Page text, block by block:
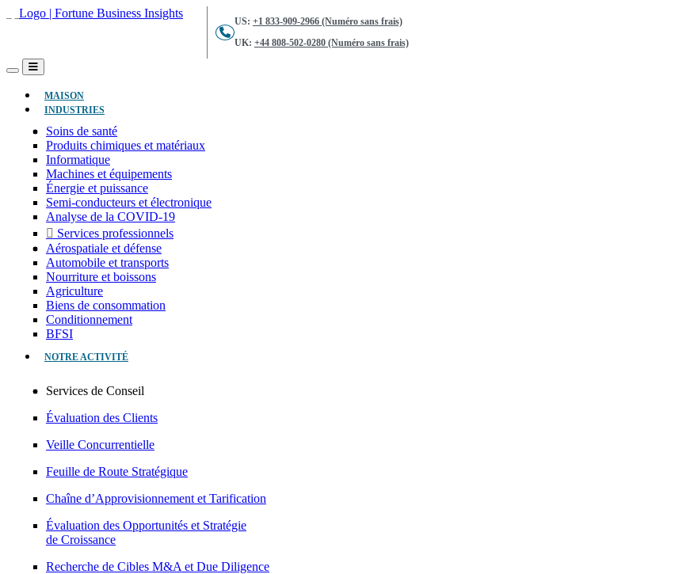
US: +1 833-909-2966 (Numéro sans frais)
UK: +44 808-502-0280 (Numéro sans frais)
MAISON(ACTUEL)
INDUSTRIES
Soins de santé
Produits chimiques et matériaux
Informatique
Machines et équipements
Énergie et puissance
Semi-conducteurs et électronique
Analyse de la COVID-19
Services professionnels
Aérospatiale et défense
Automobile et transports
Nourriture et boissons
Agriculture
Biens de consommation
Conditionnement
BFSI
NOTRE ACTIVITÉ
Services de Conseil
Évaluation des Clients
Veille Concurrentielle
Feuille de Route Stratégique
Chaîne d’Approvisionnement et Tarification
Évaluation des Opportunités et Stratégie
de Croissance
Recherche de Cibles M&A et Due Diligence